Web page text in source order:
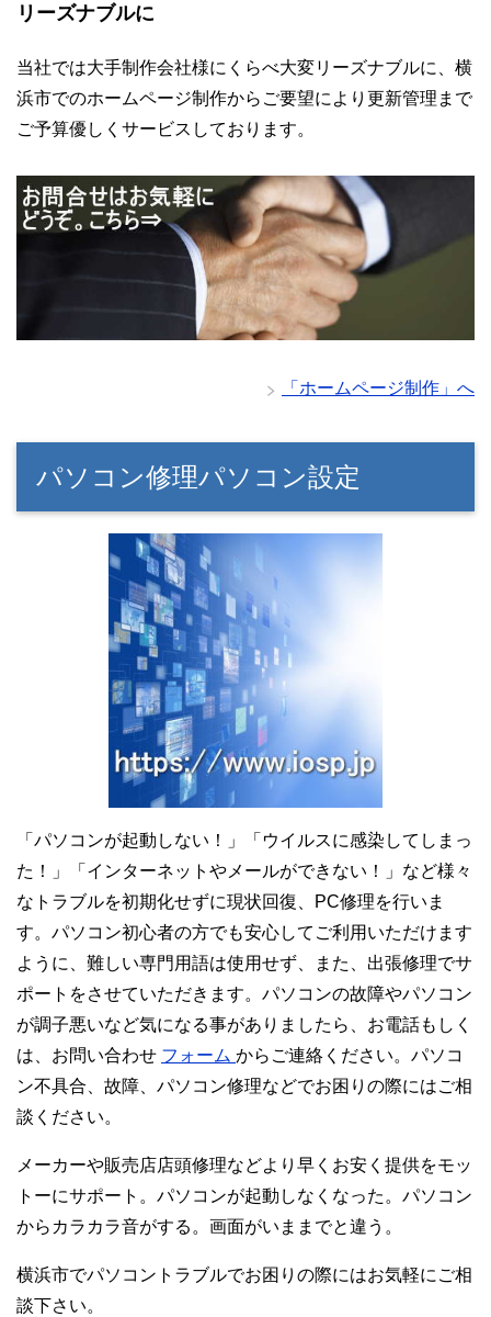
リーズナブルに
当社では大手制作会社様にくらべ大変リーズナブルに、横
浜市でのホームページ制作からご要望により更新管理まで
ご予算優しくサービスしております。
「ホームページ制作」へ
パソコン修理パソコン設定
「パソコンが起動しない！」「ウイルスに感染してしまっ
た！」「インターネットやメールができない！」など様々
なトラブルを初期化せずに現状回復、PC修理を行いま
す。パソコン初心者の方でも安心してご利用いただけます
ように、難しい専門用語は使用せず、また、出張修理でサ
ポートをさせていただきます。パソコンの故障やパソコン
が調子悪いなど気になる事がありましたら、お電話もしく
は、お問い合わせ フォーム からご連絡ください。パソコ
ン不具合、故障、パソコン修理などでお困りの際にはご相
談ください。
メーカーや販売店店頭修理などより早くお安く提供をモッ
トーにサポート。パソコンが起動しなくなった。パソコン
からカラカラ音がする。画面がいままでと違う。
横浜市でパソコントラブルでお困りの際にはお気軽にご相
談下さい。